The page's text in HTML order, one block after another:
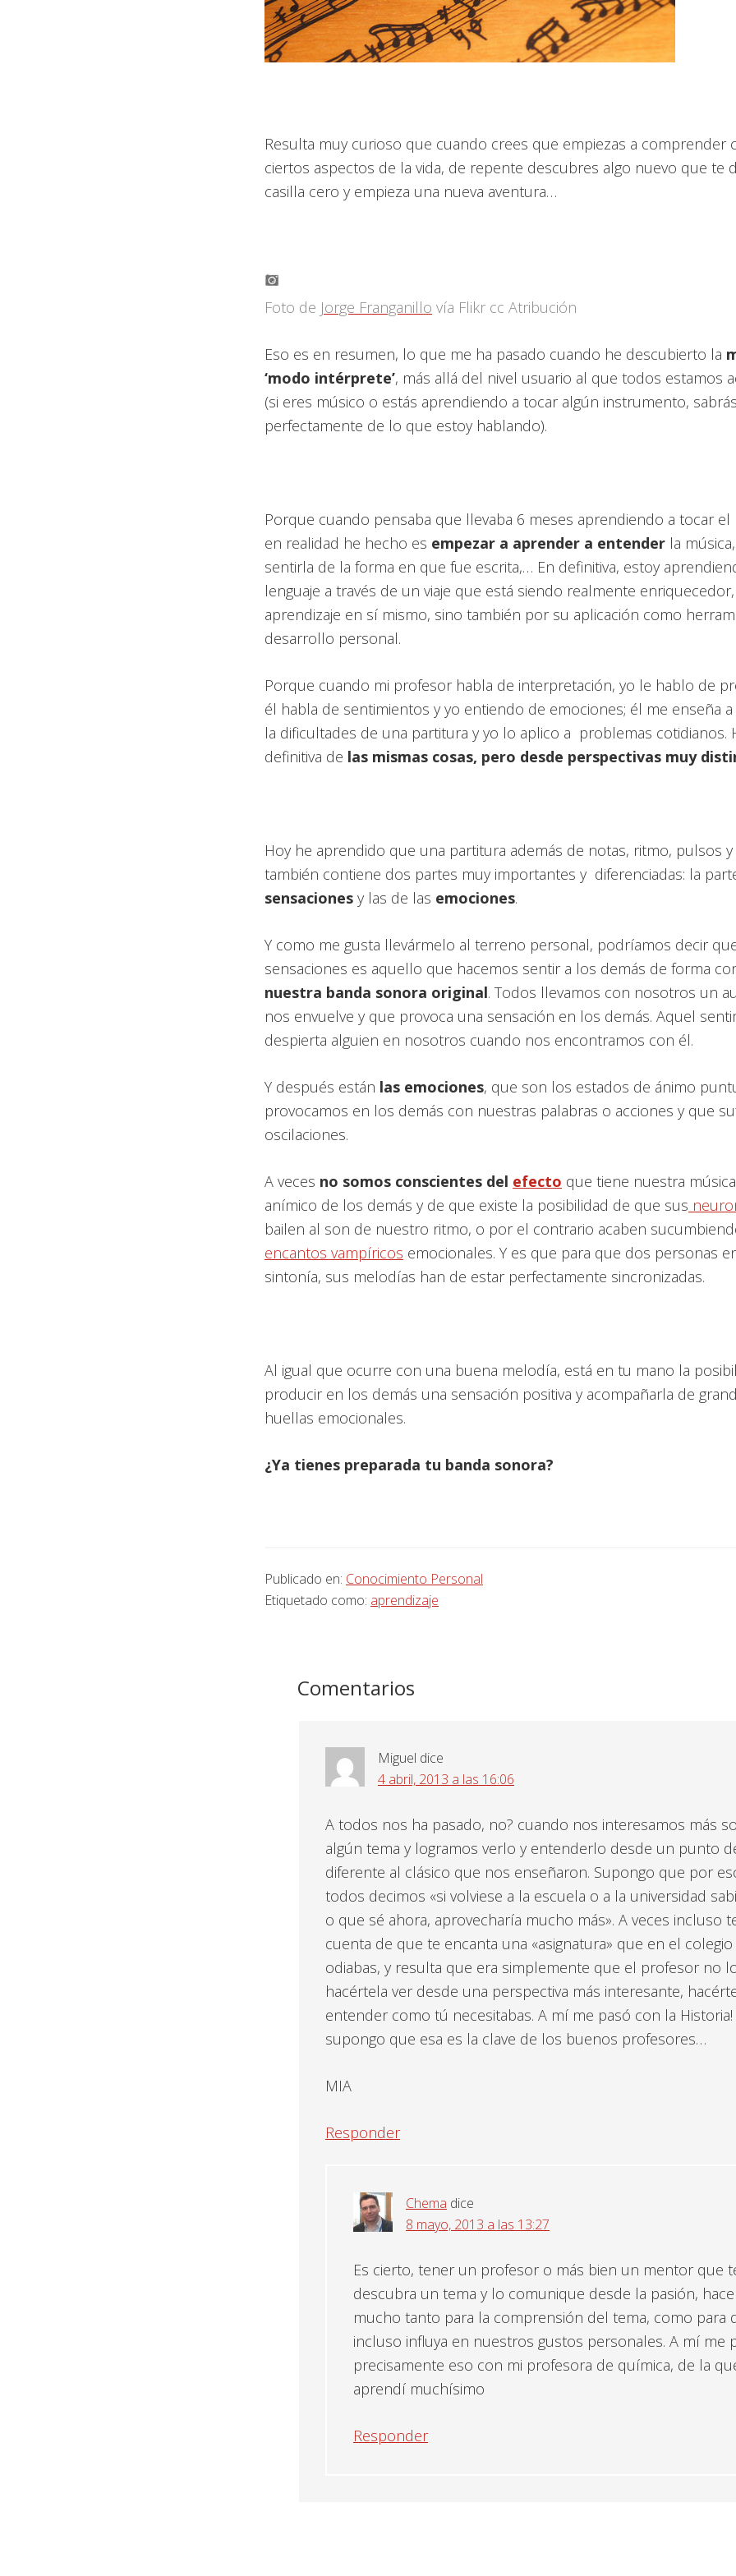
Resulta muy curioso que cuando crees que empiezas a comprender
ciertos aspectos de la vida, de repente descubres algo nuevo que te
casilla cero y empieza una nueva aventura…
Foto de Jorge Franganillo vía Flikr cc Atribución
Eso es en resumen, lo que me ha pasado cuando he descubierto la
‘modo intérprete’, más allá del nivel usuario al que todos estamos
(si eres músico o estás aprendiendo a tocar algún instrumento,
perfectamente de lo que estoy hablando).
Porque cuando pensaba que llevaba 6 meses aprendiendo a tocar
en realidad he hecho es empezar a aprender a entender la
sentirla de la forma en que fue escrita,… En definitiva, estoy
lenguaje a través de un viaje que está siendo realmente
aprendizaje en sí mismo, sino también por su aplicación como
desarrollo personal.
Porque cuando mi profesor habla de interpretación, yo le hablo de
él habla de sentimientos y yo entiendo de emociones; él me enseña
la dificultades de una partitura y yo lo aplico a problemas cotidianos.
definitiva de las mismas cosas, pero desde perspectivas muy
Hoy he aprendido que una partitura además de notas, ritmo, pulsos y
también contiene dos partes muy importantes y diferenciadas: la
sensaciones y las de las emociones.
Y como me gusta llevármelo al terreno personal, podríamos decir
sensaciones es aquello que hacemos sentir a los demás de forma
nuestra banda sonora original. Todos llevamos con nosotros un
nos envuelve y que provoca una sensación en los demás. Aquel
despierta alguien en nosotros cuando nos encontramos con él.
Y después están las emociones, que son los estados de ánimo
provocamos en los demás con nuestras palabras o acciones y que
oscilaciones.
A veces no somos conscientes del efecto que tiene nuestra
anímico de los demás y de que existe la posibilidad de que sus
bailen al son de nuestro ritmo, o por el contrario acaben
encantos vampíricos emocionales. Y es que para que dos personas
sintonía, sus melodías han de estar perfectamente sincronizadas.
Al igual que ocurre con una buena melodía, está en tu mano la
producir en los demás una sensación positiva y acompañarla de
huellas emocionales.
¿Ya tienes preparada tu banda sonora?
Publicado en: Conocimiento Personal
Etiquetado como: aprendizaje
con
lectores
Comentarios
Miguel dice
4 abril, 2013 a las 16:06
A todos nos ha pasado, no? cuando nos interesamos más
algún tema y logramos verlo y entenderlo desde un punto
diferente al clásico que nos enseñaron. Supongo que por
todos decimos «si volviese a la escuela o a la universidad
o que sé ahora, aprovecharía mucho más». A veces incluso
cuenta de que te encanta una «asignatura» que en el colegio
odiabas, y resulta que era simplemente que el profesor no
hacértela ver desde una perspectiva más interesante,
entender como tú necesitabas. A mí me pasó con la Historia!
supongo que esa es la clave de los buenos profesores…
MIA
Responder
Chema dice
8 mayo, 2013 a las 13:27
Es cierto, tener un profesor o más bien un mentor que
descubra un tema y lo comunique desde la pasión, hace
mucho tanto para la comprensión del tema, como para
incluso influya en nuestros gustos personales. A mí me
precisamente eso con mi profesora de química, de la
aprendí muchísimo
Responder